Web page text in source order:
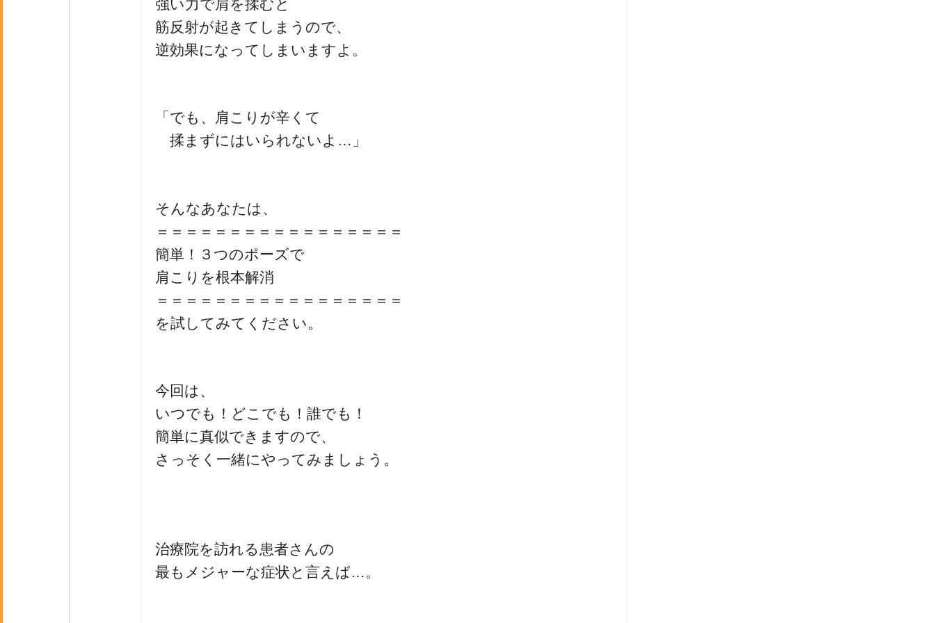
強い力で肩を揉むと
筋反射が起きてしまうので、
逆効果になってしまいますよ。
「でも、肩こりが辛くて
揉まずにはいられないよ…」
そんなあなたは、
＝＝＝＝＝＝＝＝＝＝＝＝＝＝＝＝＝
簡単！３つのポーズで
肩こりを根本解消
＝＝＝＝＝＝＝＝＝＝＝＝＝＝＝＝＝
を試してみてください。
今回は、
いつでも！どこでも！誰でも！
簡単に真似できますので、
さっそく一緒にやってみましょう。
治療院を訪れる患者さんの
最もメジャーな症状と言えば…。